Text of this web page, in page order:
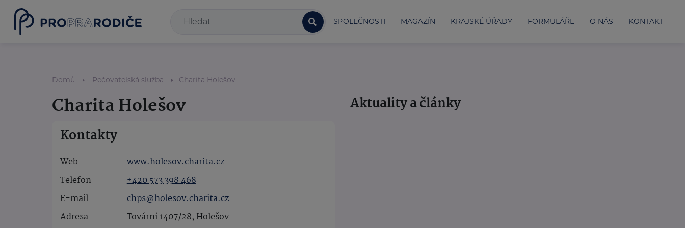
SPOLEČNOSTI MAGAZÍN KRAJSKÉ ÚŘADY FORMULÁŘE O NÁS KONTAKT
Domů Pečovatelská služba Charita Holešov
Charita Holešov
Kontakty
Web
www.holesov.charita.cz
Telefon
+420 573 398 468
E-mail
chps@holesov.charita.cz
Adresa
Tovární 1407/28, Holešov
Aktuality a články